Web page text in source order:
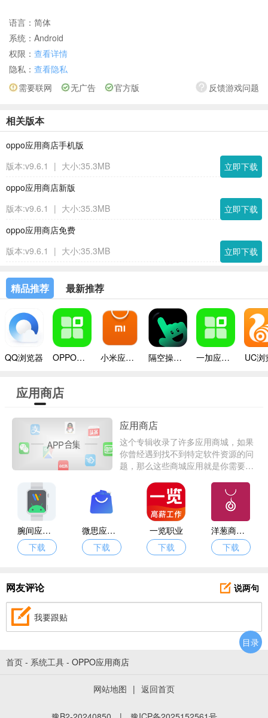
语言： 简体
系统： Android
权限： 查看详情
隐私： 查看隐私
反馈游戏问题
需要联网 无广告 官方版
相关版本
oppo应用商店手机版
版本:v9.6.1
| 大小:35.3MB
立即下载
oppo应用商店新版
版本:v9.6.1
| 大小:35.3MB
立即下载
oppo应用商店免费
版本:v9.6.1
| 大小:35.3MB 立即下载
精品推荐 最新推荐
QQ浏览器 OPPO应用商店 小米应用商店app 隔空操作手机版 一加应用商店app UC浏
应用商店
应用商店
这个专辑收录了许多应用商城，如果
你曾经遇到找不到特定软件资源的问
题，那么这些商城应用就是你需要
他资源。如果你喜欢这类应用，就来
下载吧！
腕间应用助手
下载
微思应用商店
下载
一览职业
下载
洋葱商店手表
下载
网友评论 说两句
我要跟贴
首页 - 系统工具 - OPPO应用商店
网站地图 | 返回首页
目录